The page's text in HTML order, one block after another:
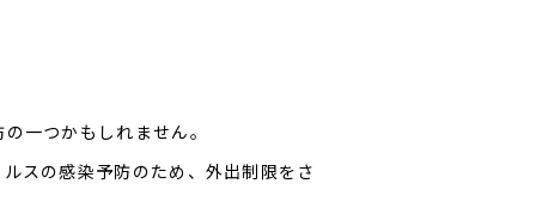
一つかもしれません。
スの感染予防のため、外出制限をさ